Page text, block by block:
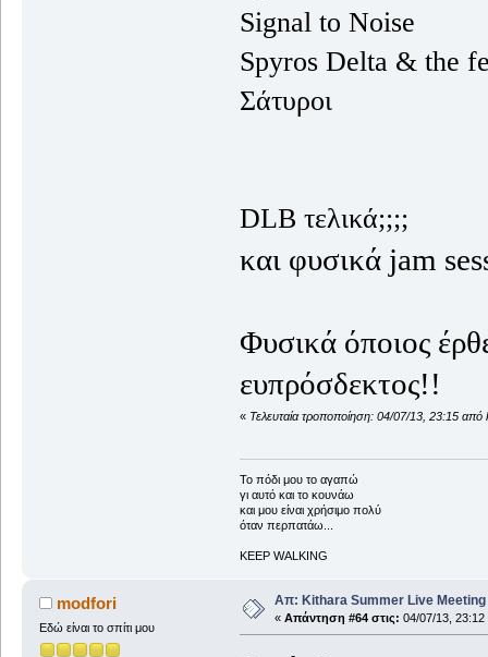
Signal to Noise
Spyros Delta & the
Σάτυροι
DLB τελικά;;;;
και φυσικά jam
Φυσικά όποιος
ευπρόσδεκτος!!
« Τελευταία τροποποίηση: 04/07/13, 23:15
To πόδι μου το αγαπώ
γι αυτό και το κουνάω
και μου είναι χρήσιμο πολύ
όταν περπατάω...
KEEP WALKING
modfori
Εδώ είναι το σπίτι μου
Απ: Kithara Summer Live Meeting
« Απάντηση #64 στις: 04/07/13, 23:12